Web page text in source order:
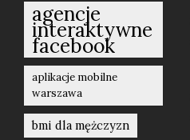
agencje
interaktywne
facebook
aplikacje mobilne
warszawa
bmi dla mężczyzn